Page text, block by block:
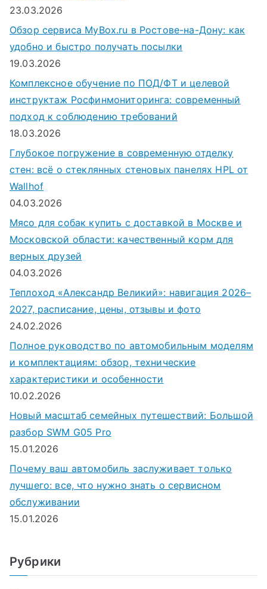
23.03.2026
Обзор сервиса MyBox.ru в Ростове-на-Дону: как
удобно и быстро получать посылки
19.03.2026
Комплексное обучение по ПОД/ФТ и целевой
инструктаж Росфинмониторинга: современный
подход к соблюдению требований
18.03.2026
Глубокое погружение в современную отделку
стен: всё о стеклянных стеновых панелях HPL от
Wallhof
04.03.2026
Мясо для собак купить с доставкой в Москве и
Московской области: качественный корм для
верных друзей
04.03.2026
Теплоход «Александр Великий»: навигация 2026–
2027, расписание, цены, отзывы и фото
24.02.2026
Полное руководство по автомобильным моделям
и комплектациям: обзор, технические
характеристики и особенности
10.02.2026
Новый масштаб семейных путешествий: Большой
разбор SWM G05 Pro
15.01.2026
Почему ваш автомобиль заслуживает только
лучшего: все, что нужно знать о сервисном
обслуживании
15.01.2026
Рубрики